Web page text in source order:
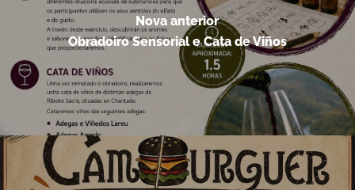
Nova anterior
Obradoiro Sensorial e Cata de Viños